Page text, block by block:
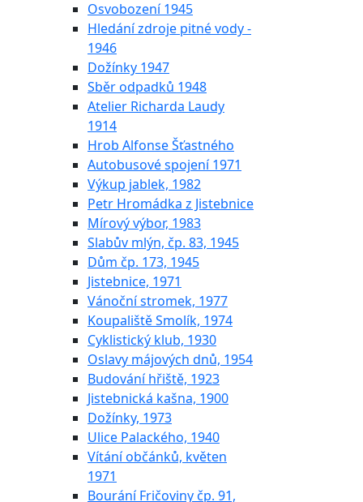
Osvobození 1945
Hledání zdroje pitné vody -
1946
Dožínky 1947
Sběr odpadků 1948
Atelier Richarda Laudy
1914
Hrob Alfonse Šťastného
Autobusové spojení 1971
Výkup jablek, 1982
Petr Hromádka z Jistebnice
Mírový výbor, 1983
Slabův mlýn, čp. 83, 1945
Dům čp. 173, 1945
Jistebnice, 1971
Vánoční stromek, 1977
Koupaliště Smolík, 1974
Cyklistický klub, 1930
Oslavy májových dnů, 1954
Budování hřiště, 1923
Jistebnická kašna, 1900
Dožínky, 1973
Ulice Palackého, 1940
Vítání občánků, květen
1971
Bourání Fričoviny čp. 91,